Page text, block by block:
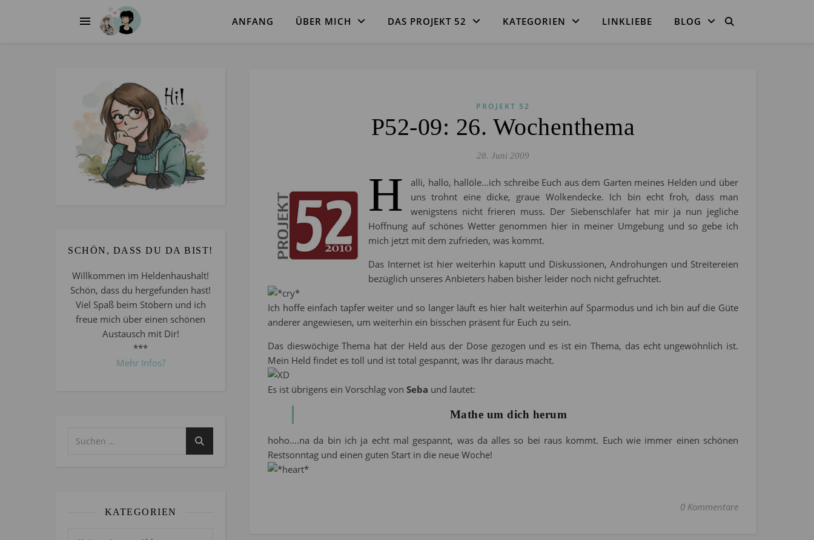
ANFANG ÜBER MICH DAS PROJEKT 52 KATEGORIEN LINKLIEBE BLOG
SCHÖN, DASS DU DA BIST!
Willkommen im Heldenhaushalt!
Schön, dass du hergefunden hast!
Viel Spaß beim Stöbern und ich
freue mich über einen schönen
Austausch mit Dir!
***
Mehr Infos?
KATEGORIEN
PROJEKT 52
P52-09: 26. Wochenthema
28. Juni 2009
H
alli, hallo, hallöle…ich schreibe Euch aus dem Garten meines Helden und über
uns trohnt eine dicke, graue Wolkendecke. Ich bin echt froh, dass man
wenigstens nicht frieren muss. Der Siebenschläfer hat mir ja nun jegliche
Hoffnung auf schönes Wetter genommen hier in meiner Umgebung und so gebe ich
mich jetzt mit dem zufrieden, was kommt.
Das Internet ist hier weiterhin kaputt und Diskussionen, Androhungen und Streitereien
bezüglich unseres Anbieters haben bisher leider noch nicht gefruchtet.
Ich hoffe einfach tapfer weiter und so langer läuft es hier halt weiterhin auf Sparmodus und ich bin auf die Güte
anderer angewiesen, um weiterhin ein bisschen präsent für Euch zu sein.
Das dieswöchige Thema hat der Held aus der Dose gezogen und es ist ein Thema, das echt ungewöhnlich ist.
Mein Held findet es toll und ist total gespannt, was Ihr daraus macht.
Es ist übrigens ein Vorschlag von Seba und lautet:
Mathe um dich herum
hoho….na da bin ich ja echt mal gespannt, was da alles so bei raus kommt. Euch wie immer einen schönen
Restsonntag und einen guten Start in die neue Woche!
0 Kommentare